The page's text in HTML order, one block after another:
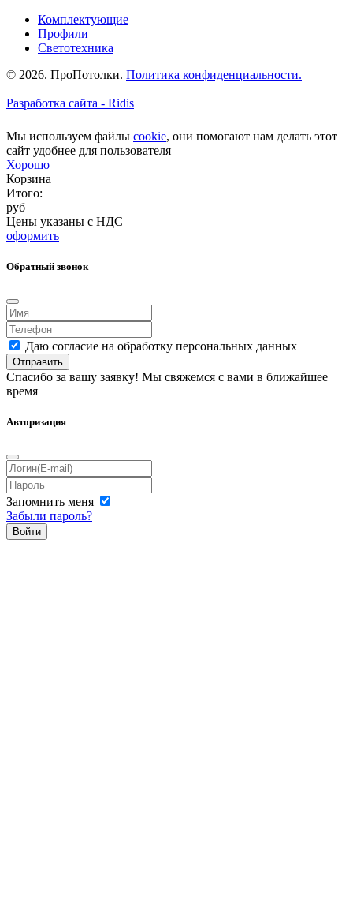
Комплектующие
Профили
Светотехника
© 2026. ПроПотолки. Политика конфиденциальности.
Разработка сайта - Ridis
Мы используем файлы cookie, они помогают нам делать этот
сайт удобнее для пользователя
Хорошо
Корзина
Итого:
руб
Цены указаны с НДС
оформить
Обратный звонок
Даю согласие на обработку персональных данных
Отправить
Спасибо за вашу заявку! Мы свяжемся с вами в ближайшее
время
Авторизация
Запомнить меня
Забыли пароль?
Войти